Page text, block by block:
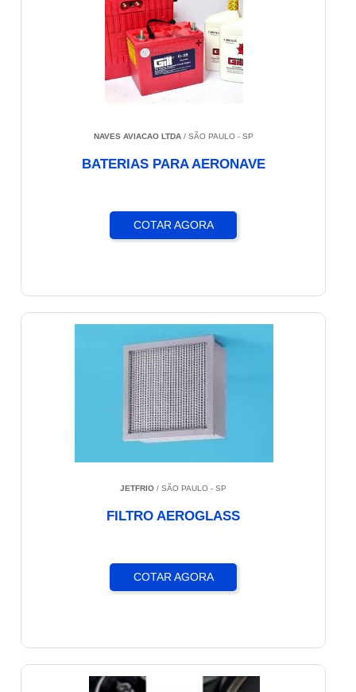
NAVES AVIACAO LTDA/ SÃO PAULO - SP
BATERIAS PARA AERONAVE
COTAR AGORA
JETFRIO / SÃO PAULO - SP
FILTRO AEROGLASS
COTAR AGORA